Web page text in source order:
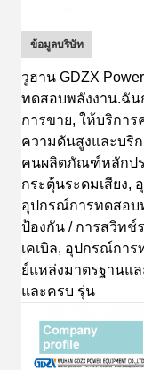
ข้อมูลบริษัท
วูฮาน GDZX
ทดสอบพลังงาน.ฉัน
การขาย, ให้บริกา
ความดันสูงและบริ
คนผลิตภัณฑ์หลักป
กระตุ้นระดมเสียง,
อุปกรณ์การทดสอบ
ป้องกัน / การสวิทช์
เคเบิล, อุปกรณ์กา
ย์แหล่งมาตรฐานแ
และครบ รุ่น